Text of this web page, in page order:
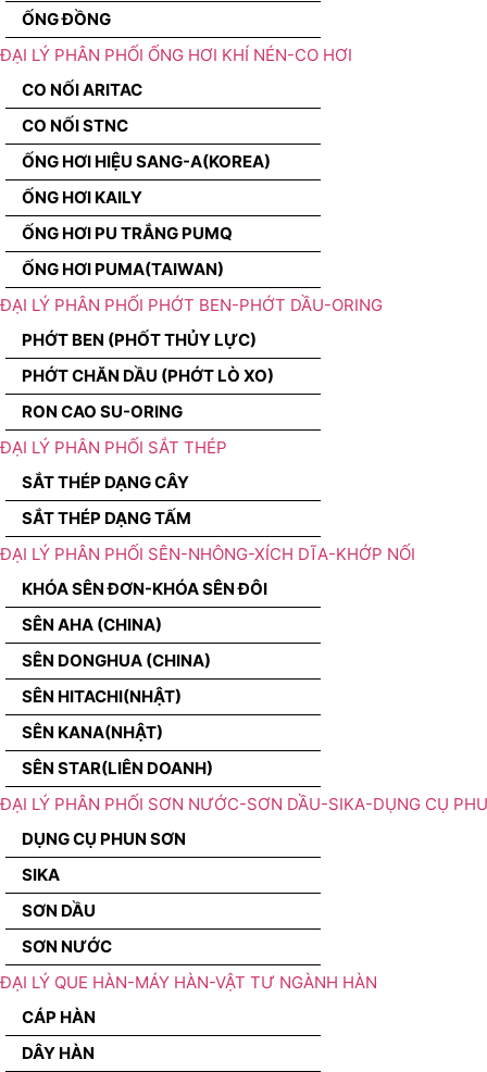
ỐNG ĐỒNG
ĐẠI LÝ PHÂN PHỐI ỐNG HƠI KHÍ NÉN-CO HƠI
CO NỐI ARITAC
CO NỐI STNC
ỐNG HƠI HIỆU SANG-A(KOREA)
ỐNG HƠI KAILY
ỐNG HƠI PU TRẮNG PUMQ
ỐNG HƠI PUMA(TAIWAN)
ĐẠI LÝ PHÂN PHỐI PHỚT BEN-PHỚT DẦU-ORING
PHỚT BEN (PHỐT THỦY LỰC)
PHỚT CHĂN DẦU (PHỚT LÒ XO)
RON CAO SU-ORING
ĐẠI LÝ PHÂN PHỐI SẮT THÉP
SẮT THÉP DẠNG CÂY
SẮT THÉP DẠNG TẤM
ĐẠI LÝ PHÂN PHỐI SÊN-NHÔNG-XÍCH DĨA-KHỚP NỐI
KHÓA SÊN ĐƠN-KHÓA SÊN ĐÔI
SÊN AHA (CHINA)
SÊN DONGHUA (CHINA)
SÊN HITACHI(NHẬT)
SÊN KANA(NHẬT)
SÊN STAR(LIÊN DOANH)
ĐẠI LÝ PHÂN PHỐI SƠN NƯỚC-SƠN DẦU-SIKA-DỤNG CỤ
DỤNG CỤ PHUN SƠN
SIKA
SƠN DẦU
SƠN NƯỚC
ĐẠI LÝ QUE HÀN-MÁY HÀN-VẬT TƯ NGÀNH HÀN
CÁP HÀN
DÂY HÀN